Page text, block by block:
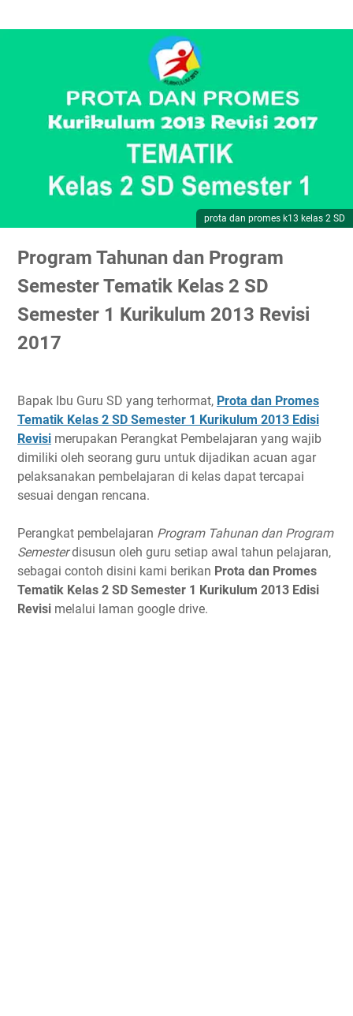
prota dan promes k13 kelas 2 SD
Program Tahunan dan Program
Semester Tematik Kelas 2 SD
Semester 1 Kurikulum 2013 Revisi
2017
Bapak Ibu Guru SD yang terhormat, Prota dan Promes
Tematik Kelas 2 SD Semester 1 Kurikulum 2013 Edisi
Revisi merupakan Perangkat Pembelajaran yang wajib
dimiliki oleh seorang guru untuk dijadikan acuan agar
pelaksanakan pembelajaran di kelas dapat tercapai
sesuai dengan rencana.
Perangkat pembelajaran Program Tahunan dan Program
Semesterdisusun oleh guru setiap awal tahun pelajaran,
sebagai contoh disini kami berikan Prota dan Promes
Tematik Kelas 2 SD Semester 1 Kurikulum 2013 Edisi
Revisi melalui laman google drive.